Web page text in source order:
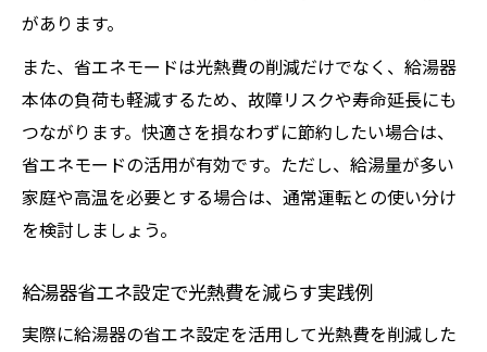
があります。
また、省エネモードは光熱費の削減だけでなく、給湯器
本体の負荷も軽減するため、故障リスクや寿命延長にも
つながります。快適さを損なわずに節約したい場合は、
省エネモードの活用が有効です。ただし、給湯量が多い
家庭や高温を必要とする場合は、通常運転との使い分け
を検討しましょう。
給湯器省エネ設定で光熱費を減らす実践例
実際に給湯器の省エネ設定を活用して光熱費を削減した